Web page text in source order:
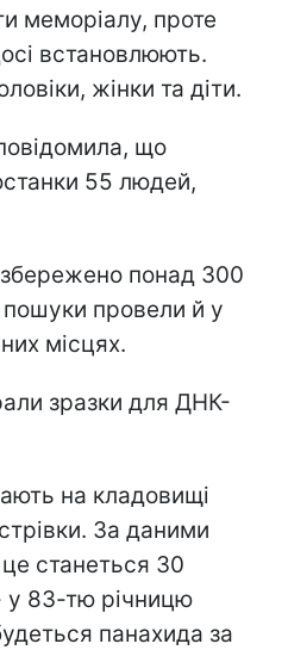
меморіалу, проте
встановлюють.
жінки та діти.
що
55 людей,
понад 300
провели й у
місцях.
зразки для ДНК-
на кладовищі
За даними
станеться 30
у 83-тю річницю
панахида за